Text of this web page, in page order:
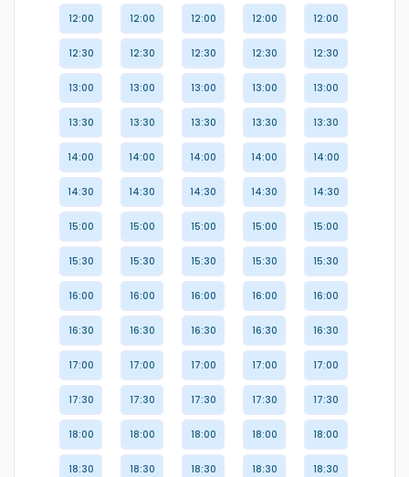
12:00
12:30
13:00
13:30
14:00
14:30
15:00
15:30
16:00
16:30
17:00
17:30
18:00
18:30
12:00
12:30
13:00
13:30
14:00
14:30
15:00
15:30
16:00
16:30
17:00
17:30
18:00
18:30
12:00
12:30
13:00
13:30
14:00
14:30
15:00
15:30
16:00
16:30
17:00
17:30
18:00
18:30
12:00
12:30
13:00
13:30
14:00
14:30
15:00
15:30
16:00
16:30
17:00
17:30
18:00
18:30
12:00
12:30
13:00
13:30
14:00
14:30
15:00
15:30
16:00
16:30
17:00
17:30
18:00
18:30